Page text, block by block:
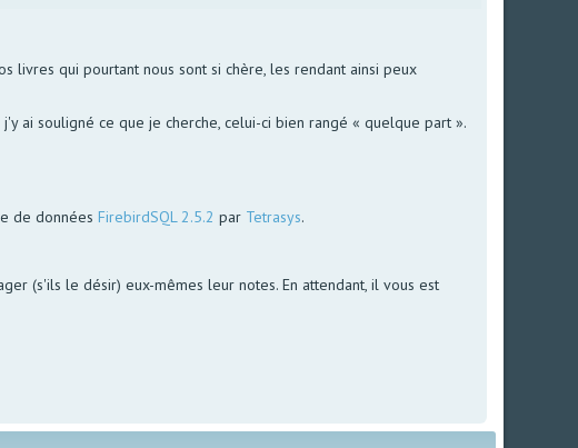
livres qui pourtant nous sont si chère, les rendant ainsi peux
ai souligné ce que je cherche, celui-ci bien rangé « quelque part ».
de donnéesFirebirdSQL 2.5.2 par Tetrasys.
(s'ils le désir) eux-mêmes leur notes. En attendant, il vous est